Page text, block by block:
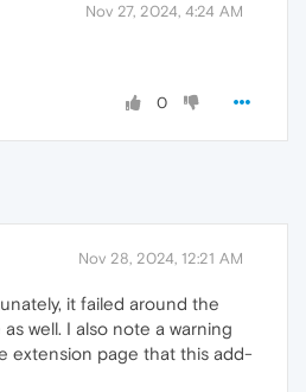
Nov 27, 2024, 4:24 AM
0
Nov 28, 2024, 12:21 AM
it failed around the
well. I also note a warning
extension page that this add-